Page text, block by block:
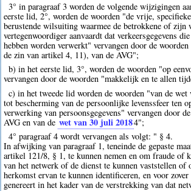
3° in paragraaf 3 worden de volgende wijzigingen
eerste lid, 2°, worden de woorden "de vrije,
berustende wilsuiting waarmee de betrokkene of zijn
vertegenwoordiger aanvaardt dat verkeersgegevens
hebben worden verwerkt" vervangen door de
de zin van artikel 4, 11), van de AVG";
b) in het eerste lid, 3°, worden de woorden "op
vervangen door de woorden "makkelijk en te allen
c) in het tweede lid worden de woorden "van de wet
tot bescherming van de persoonlijke levenssfeer ten
verwerking van persoonsgegevens" vervangen door
AVG en van de wet van 30 juli 20184";
4° paragraaf 4 wordt vervangen als volgt: " § 4.
In afwijking van paragraaf 1, teneinde de gepaste
artikel 121/8, § 1, te kunnen nemen en om fraude of
van het netwerk of de dienst te kunnen vaststellen of
herkomst ervan te kunnen identificeren, en voor
genereert in het kader van de verstrekking van dat